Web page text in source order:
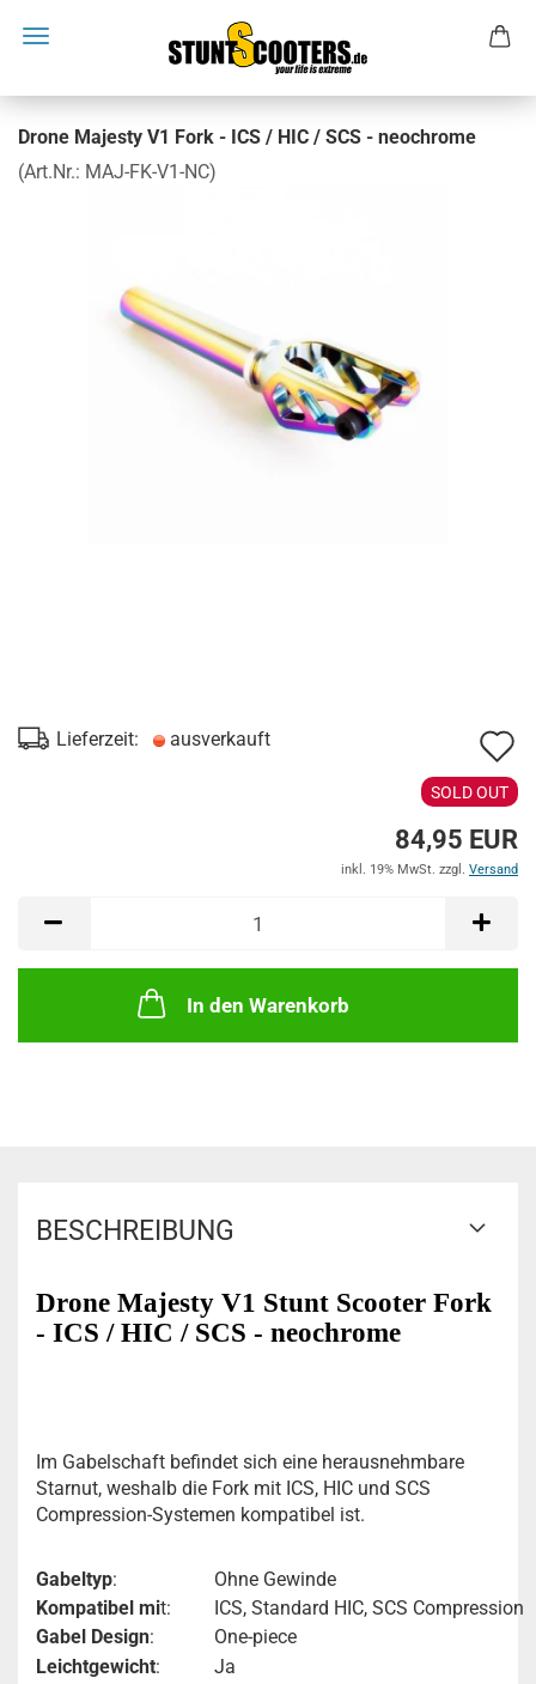
Drone Majesty V1 Fork - ICS / HIC / SCS - neochrome
(Art.Nr.: MAJ-FK-V1-NC)
Lieferzeit: ausverkauft
SOLD OUT
84,95 EUR
inkl. 19% MwSt. zzgl. Versand
In den Warenkorb
BESCHREIBUNG
Drone Majesty V1 Stunt Scooter Fork
- ICS / HIC / SCS - neochrome
Im Gabelschaft befindet sich eine herausnehmbare
Starnut, weshalb die Fork mit ICS, HIC und SCS
Compression-Systemen kompatibel ist.
Gabeltyp:
Ohne Gewinde
Kompatibel mit:
ICS, Standard HIC, SCS Compression
Gabel Design:
One-piece
Leichtgewicht:
Ja